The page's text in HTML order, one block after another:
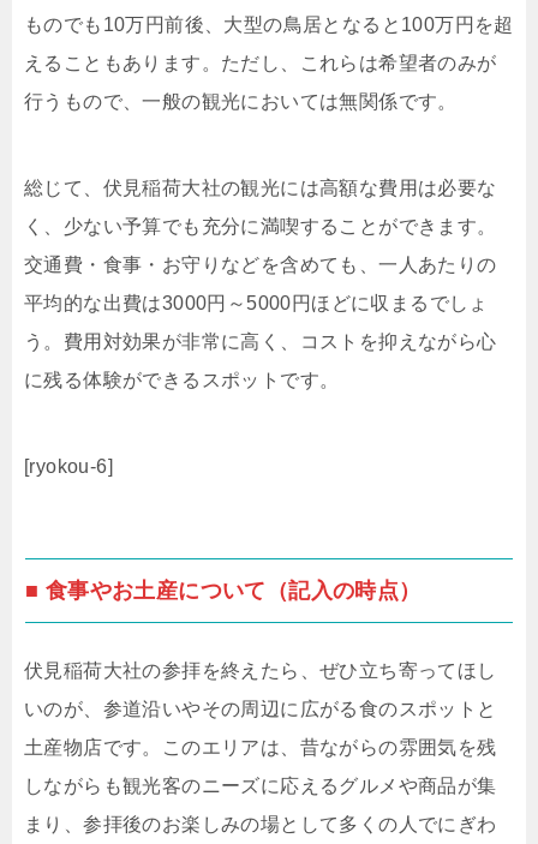
ものでも10万円前後、大型の鳥居となると100万円を超
えることもあります。ただし、これらは希望者のみが
行うもので、一般の観光においては無関係です。
総じて、伏見稲荷大社の観光には高額な費用は必要な
く、少ない予算でも充分に満喫することができます。
交通費・食事・お守りなどを含めても、一人あたりの
平均的な出費は3000円～5000円ほどに収まるでしょ
う。費用対効果が非常に高く、コストを抑えながら心
に残る体験ができるスポットです。
[ryokou-6]
■ 食事やお土産について（記入の時点）
伏見稲荷大社の参拝を終えたら、ぜひ立ち寄ってほし
いのが、参道沿いやその周辺に広がる食のスポットと
土産物店です。このエリアは、昔ながらの雰囲気を残
しながらも観光客のニーズに応えるグルメや商品が集
まり、参拝後のお楽しみの場として多くの人でにぎわ